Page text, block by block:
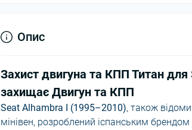
Опис
Захист двигуна та КПП Титан
захищає Двигун та КПП
Seat Alhambra I (1995–2010), також
мінівен, розроблений іспанським